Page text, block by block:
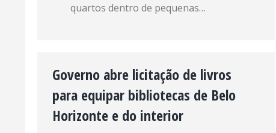
quartos dentro de pequenas…
Governo abre licitação de livros
para equipar bibliotecas de Belo
Horizonte e do interior